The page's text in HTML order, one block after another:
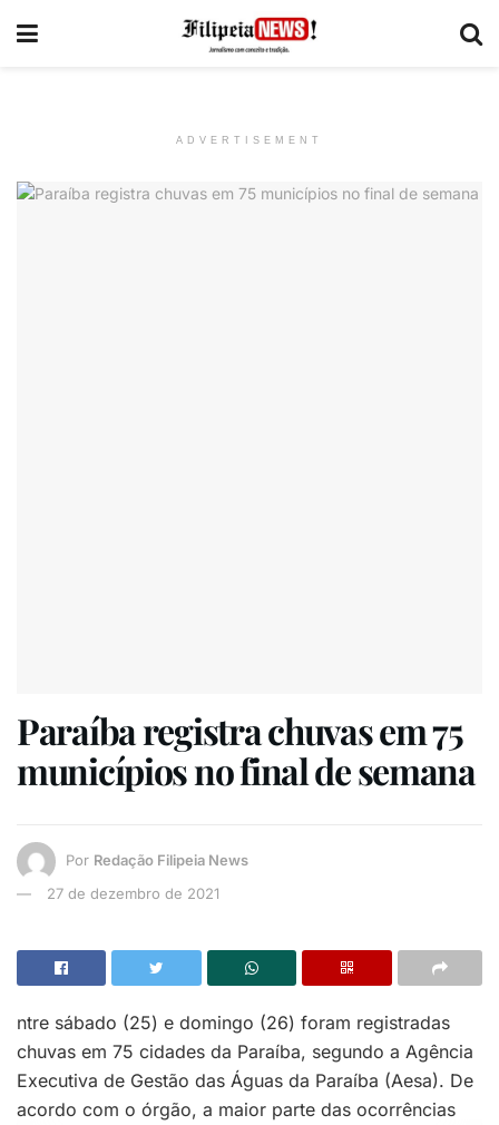
ADVERTISEMENT
Paraíba registra chuvas em 75
municípios no final de semana
Por Redação Filipeia News
27 de dezembro de 2021
ntre sábado (25) e domingo (26) foram registradas
chuvas em 75 cidades da Paraíba, segundo a Agência
Executiva de Gestão das Águas da Paraíba (Aesa). De
acordo com o órgão, a maior parte das ocorrências